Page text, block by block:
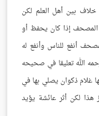
بين أهل العلم لكن
المصحف إذا كان يحفظ أو
أنفع للناس وأنفع له
الله تعليقا في صحيحه
غلام ذكوان يصلي بها في
لكن أثر عائشة يؤيد